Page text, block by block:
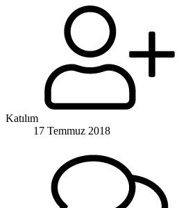
Katılım
17 Temmuz 2018